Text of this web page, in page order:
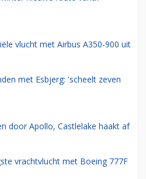
vlucht met Airbus A350-900 uit
met Esbjerg: 'scheelt zeven
door Apollo, Castlelake haakt af
vrachtvlucht met Boeing 777F